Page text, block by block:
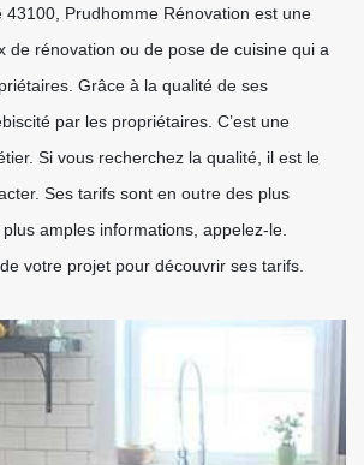
43100, Prudhomme Rénovation est une
de rénovation ou de pose de cuisine qui a
Grâce à la qualité de ses
par les propriétaires. C’est une
Si vous recherchez la qualité, il est le
Ses tarifs sont en outre des plus
amples informations, appelez-le.
votre projet pour découvrir ses tarifs.